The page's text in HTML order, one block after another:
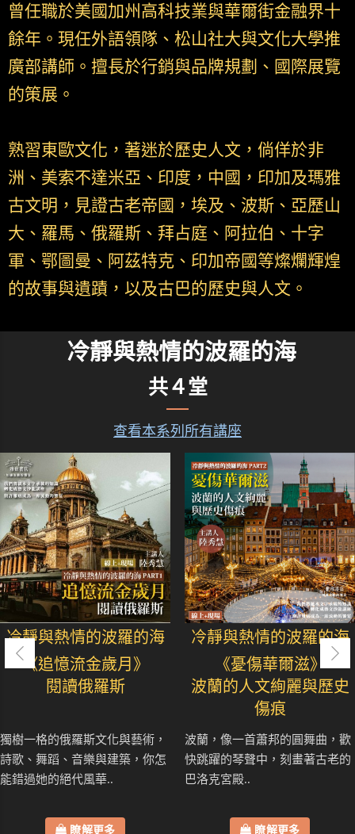
曾任職於美國加州高科技業與華爾街金融界十
餘年。現任外語領隊、松山社大與文化大學推
廣部講師。擅長於行銷與品牌規劃、國際展覽
的策展。
熟習東歐文化，著迷於歷史人文，倘佯於非
洲、美索不達米亞、印度，中國，印加及瑪雅
古文明，見證古老帝國，埃及、波斯、亞歷山
大、羅馬、俄羅斯、拜占庭、阿拉伯、十字
軍、鄂圖曼、阿茲特克、印加帝國等燦爛輝煌
的故事與遺蹟，以及古巴的歷史與人文。
冷靜與熱情的波羅的海
共４堂
查看本系列所有講座
冷靜與熱情的波羅的海
《追憶流金歲月》
閱讀俄羅斯
獨樹一格的俄羅斯文化與藝術，
詩歌、舞蹈、音樂與建築，你怎
能錯過她的絕代風華..
瞭解更多
冷靜與熱情的波羅的海
《憂傷華爾滋》
波蘭的人文絢麗與歷史
傷痕
波蘭，像一首蕭邦的圓舞曲，歡
快跳躍的琴聲中，刻畫著古老的
巴洛克宮殿..
瞭解更多